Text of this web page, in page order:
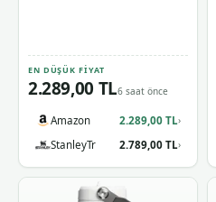
EN DÜŞÜK FIYAT
2.289,00 TL6 saat önce
Amazon 2.289,00 TL›
StanleyTr 2.789,00 TL›